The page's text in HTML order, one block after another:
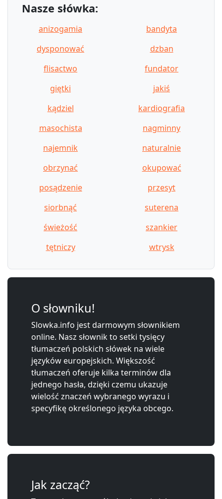
Nasze słówka:
anizogamia
bandyta
dysponować
dzban
flisactwo
fundator
giętki
jakiś
kądziel
kardiografia
masochista
nagminny
najemnik
naturalnie
obrzynać
okupować
posądzenie
przesyt
siorbnąć
suterena
świeżość
szankier
tętniczy
wtrysk
O słowniku!
Slowka.info jest darmowym słownikiem
online. Nasz słownik to setki tysięcy
tłumaczeń polskich słówek na wiele
języków europejskich. Większość
tłumaczeń oferuje kilka terminów dla
jednego hasła, dzięki czemu ukazuje
wielość znaczeń wybranego wyrazu i
specyfikę określonego języka obcego.
Jak zacząć?